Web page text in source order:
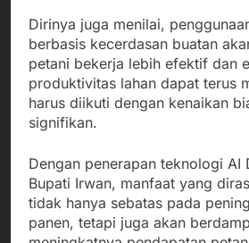
Dirinya juga menilai,
berbasis kecerdasan buatan
petani bekerja lebih efektif dan
produktivitas lahan dapat terus
harus diikuti dengan kenaikan
signifikan.
Dengan penerapan teknologi AI
Bupati Irwan, manfaat yang
tidak hanya sebatas pada
panen, tetapi juga akan